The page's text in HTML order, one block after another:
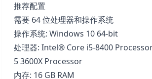
推荐配置
需要 64 位处理器和操作系统
操作系统: Windows 10 64-bit
处理器: Intel® Core i5-8400
5 3600X Processor
内存: 16 GB RAM